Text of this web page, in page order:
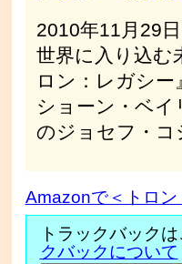
2010年11月29
世界に入り込む
ロン：レガシ
ショーン・ベ
のジョセフ・コ
Amazonで＜トロ
トラックバック
クバックについて